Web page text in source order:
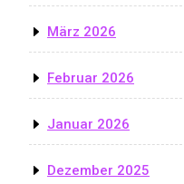
März 2026
Februar 2026
Januar 2026
Dezember 2025